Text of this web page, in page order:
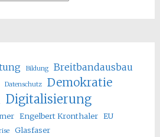
Bildung
Breitbandausbau
Datenschutz Demokratie
Digitalisierung
Engelbert Kronthaler EU
Glasfaser